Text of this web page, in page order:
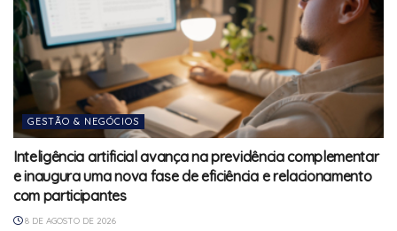
GESTÃO & NEGÓCIOS
Inteligência artificial avança na previdência complementar
e inaugura uma nova fase de eficiência e relacionamento
com participantes
8 DE AGOSTO DE 2026